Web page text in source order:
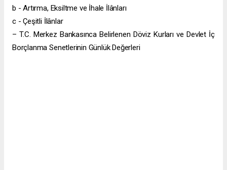
b - Artırma, Eksiltme ve İhale İlânları
c - Çeşitli İlânlar
– T.C. Merkez Bankasınca Belirlenen Döviz Kurları ve Devlet İç
Borçlanma Senetlerinin Günlük Değerleri